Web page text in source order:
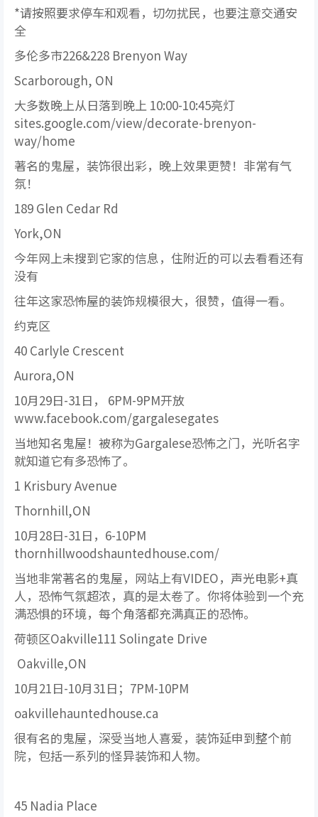
*请按照要求停车和观看，切勿扰民，也要注意交通安
全
多伦多市226&228 Brenyon Way
Scarborough, ON
大多数晚上从日落到晚上 10:00-10:45亮灯
sites.google.com/view/decorate-brenyon-
way/home
著名的鬼屋，装饰很出彩，晚上效果更赞！非常有气
氛！
189 Glen Cedar Rd
York,ON
今年网上未搜到它家的信息，住附近的可以去看看还有
没有
往年这家恐怖屋的装饰规模很大，很赞，值得一看。
约克区
40 Carlyle Crescent
Aurora,ON
10月29日-31日， 6PM-9PM开放
www.facebook.com/gargalesegates
当地知名鬼屋！被称为Gargalese恐怖之门，光听名字
就知道它有多恐怖了。
1 Krisbury Avenue
Thornhill,ON
10月28日-31日，6-10PM
thornhillwoodshauntedhouse.com/
当地非常著名的鬼屋，网站上有VIDEO，声光电影+真
人，恐怖气氛超浓，真的是太卷了。你将体验到一个充
满恐惧的环境，每个角落都充满真正的恐怖。
荷顿区Oakville111 Solingate Drive
Oakville,ON
10月21日-10月31日；7PM-10PM
oakvillehauntedhouse.ca
很有名的鬼屋，深受当地人喜爱，装饰延申到整个前
院，包括一系列的怪异装饰和人物。
45 Nadia Place